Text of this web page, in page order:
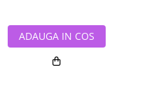
ADAUGA IN COS